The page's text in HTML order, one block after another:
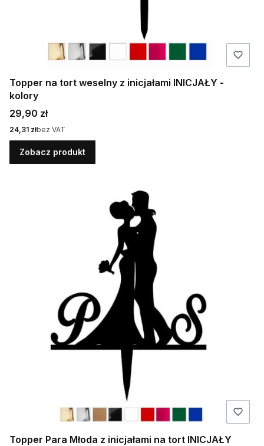
Topper na tort weselny z inicjałami INICJAŁY -
kolory
Cena
29,90 zł
Cena
24,31 złbez VAT
Zobacz produkt
Topper Para Młoda z inicjałami na tort INICJAŁY